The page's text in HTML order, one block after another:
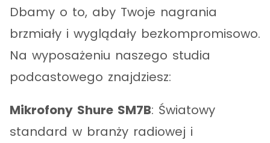
Dbamy o to, aby Twoje nagrania
brzmiały i wyglądały bezkompromisowo.
Na wyposażeniu naszego studia
podcastowego znajdziesz:
Mikrofony Shure SM7B: Światowy
standard w branży radiowej i